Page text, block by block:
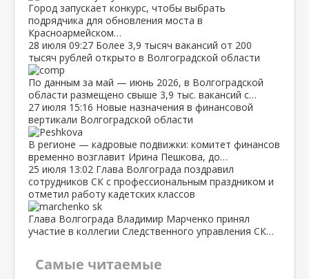
Город запускает конкурс, чтобы выбрать
подрядчика для обновления моста в
Красноармейском…
28 июля 09:27 Более 3,9 тысяч вакансий от 200
тысяч рублей открыто в Волгоградской области
По данным за май — июнь 2026, в Волгоградской
области размещено свыше 3,9 тыс. вакансий с…
27 июля 15:16 Новые назначения в финансовой
вертикали Волгоградской области
В регионе — кадровые подвижки: комитет финансов
временно возглавит Ирина Пешкова, до…
25 июля 13:02 Глава Волгограда поздравил
сотрудников СК с профессиональным праздником и
отметил работу кадетских классов
Глава Волгограда Владимир Марченко принял
участие в коллегии Следственного управления СК…
Самые читаемые